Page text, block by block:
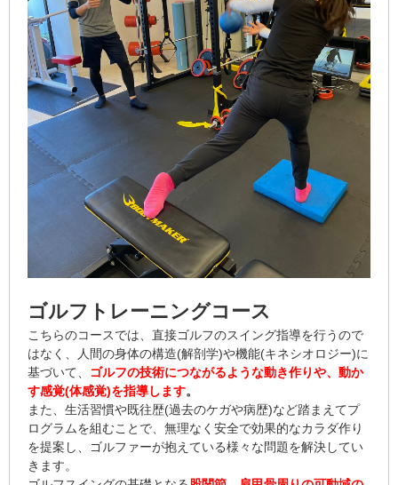
ゴルフトレーニングコース
こちらのコースでは、直接ゴルフのスイング指導を行うので
はなく、人間の身体の構造(解剖学)や機能(キネシオロジー)に
基づいて、 ゴルフの技術につながるような動き作りや、動か
す感覚(体感覚)を指導します。
また、生活習慣や既往歴(過去のケガや病歴)など踏まえてプ
ログラムを組むことで、無理なく安全で効果的なカラダ作り
を提案し、ゴルファーが抱えている様々な問題を解決してい
きます。